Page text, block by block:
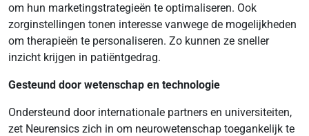
om hun marketingstrategieën te optimaliseren. Ook
zorginstellingen tonen interesse vanwege de mogelijkheden
om therapieën te personaliseren. Zo kunnen ze sneller
inzicht krijgen in patiëntgedrag.
Gesteund door wetenschap en technologie
Ondersteund door internationale partners en universiteiten,
zet Neurensics zich in om neurowetenschap toegankelijk te